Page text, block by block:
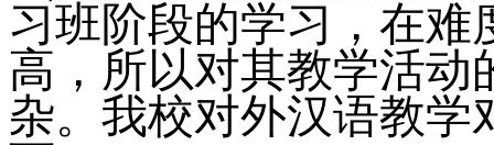
习班阶段的学习，在难
高，所以对其教学活动
杂。我校对外汉语教学